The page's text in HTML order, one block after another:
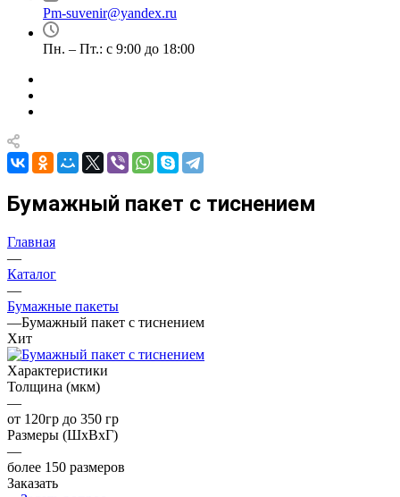
Pm-suvenir@yandex.ru
Пн. – Пт.: с 9:00 до 18:00
Бумажный пакет с тиснением
Главная
—
Каталог
—
Бумажные пакеты
—Бумажный пакет с тиснением
Хит
Характеристики
Толщина (мкм)
—
от 120гр до 350 гр
Размеры (ШхВхГ)
—
более 150 размеров
Заказать